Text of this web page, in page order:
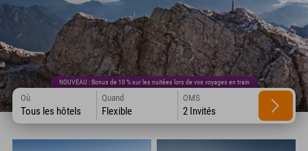
NOUVEAU : Bonus de 10 % sur les nuitées lors de vos voyages en train
Où
Tous les hôtels
Quand
Flexible
OMS
2 Invités